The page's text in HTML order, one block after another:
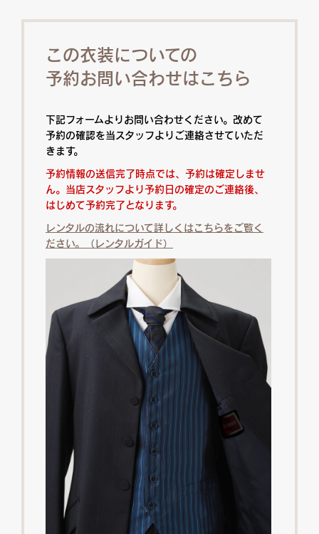
この衣装についての
予約お問い合わせはこちら
下記フォームよりお問い合わせください。改めて
予約の確認を当スタッフよりご連絡させていただ
きます。
予約情報の送信完了時点では、予約は確定しませ
ん。当店スタッフより予約日の確定のご連絡後、
はじめて予約完了となります。
レンタルの流れについて詳しくはこちらをご覧く
ださい。（レンタルガイド）